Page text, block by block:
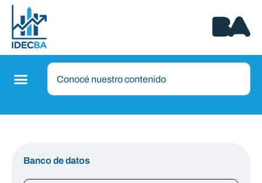
Banco de datos